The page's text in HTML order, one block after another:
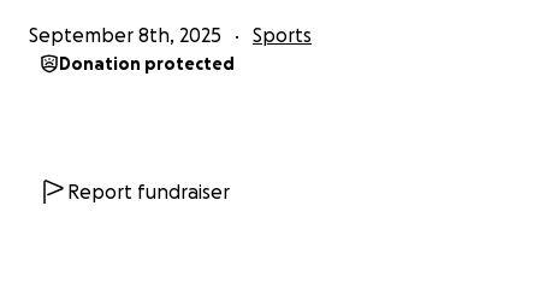
September 8th, 2025 Sports
Donation protected
Report fundraiser